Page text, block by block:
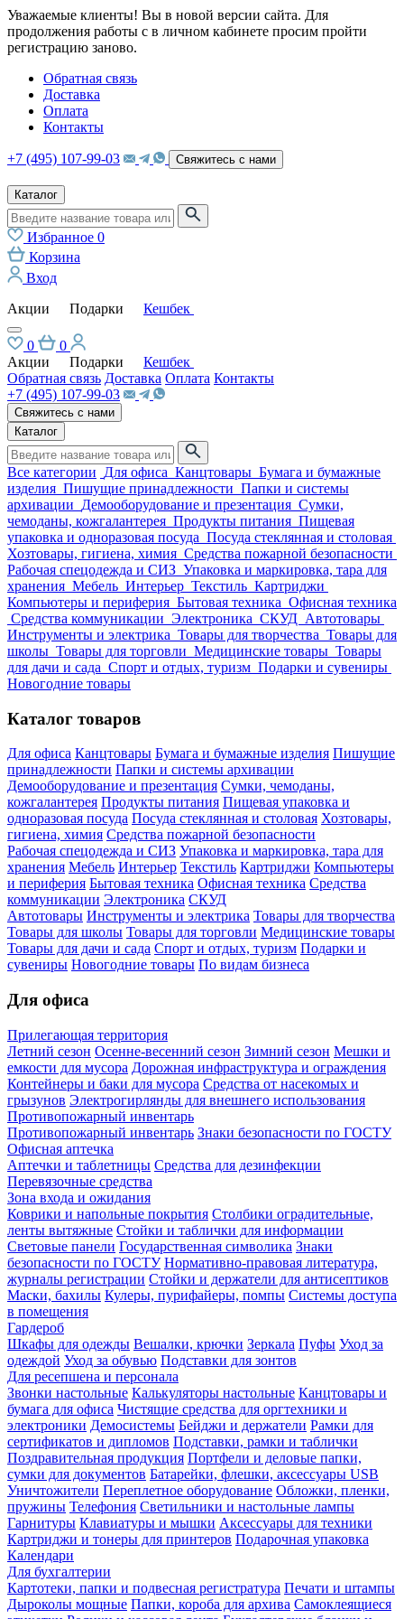
Уважаемые клиенты! Вы в новой версии сайта. Для
продолжения работы с в личном кабинете просим пройти
регистрацию заново.
Обратная связь
Доставка
Оплата
Контакты
+7 (495) 107-99-03 Свяжитесь с нами
Каталог
Избранное 0
Корзина
Вход
Акции
Подарки Кешбек
0
0
Акции
Подарки
Кешбек
Обратная связь Доставка Оплата Контакты
+7 (495) 107-99-03
Свяжитесь с нами
Каталог
Все категории Для офиса Канцтовары Бумага и бумажные
изделия Пишущие принадлежности Папки и системы
архивации Демооборудование и презентация Сумки,
чемоданы, кожгалантерея Продукты питания Пищевая
упаковка и одноразовая посуда Посуда стеклянная и столовая
Хозтовары, гигиена, химия Средства пожарной безопасности
Рабочая спецодежда и СИЗ Упаковка и маркировка, тара для
хранения Мебель Интерьер Текстиль Картриджи
Компьютеры и периферия Бытовая техника Офисная техника
Средства коммуникации Электроника СКУД Автотовары
Инструменты и электрика Товары для творчества Товары для
школы Товары для торговли Медицинские товары Товары
для дачи и сада Спорт и отдых, туризм Подарки и сувениры
Новогодние товары
Каталог товаров
Для офиса Канцтовары Бумага и бумажные изделия Пишущие
принадлежности Папки и системы архивации
Демооборудование и презентация Сумки, чемоданы,
кожгалантерея Продукты питания Пищевая упаковка и
одноразовая посуда Посуда стеклянная и столовая Хозтовары,
гигиена, химия Средства пожарной безопасности
Рабочая спецодежда и СИЗ Упаковка и маркировка, тара для
хранения Мебель Интерьер Текстиль Картриджи Компьютеры
и периферия Бытовая техника Офисная техника Средства
коммуникации Электроника СКУД
Автотовары Инструменты и электрика Товары для творчества
Товары для школы Товары для торговли Медицинские товары
Товары для дачи и сада Спорт и отдых, туризм Подарки и
сувениры Новогодние товары По видам бизнеса
Для офиса
Прилегающая территория
Летний сезон Осенне-весенний сезон Зимний сезон Мешки и
емкости для мусора Дорожная инфраструктура и ограждения
Контейнеры и баки для мусора Средства от насекомых и
грызунов Электрогирлянды для внешнего использования
Противопожарный инвентарь
Противопожарный инвентарь Знаки безопасности по ГОСТУ
Офисная аптечка
Аптечки и таблетницы Средства для дезинфекции
Перевязочные средства
Зона входа и ожидания
Коврики и напольные покрытия Столбики оградительные,
ленты вытяжные Стойки и таблички для информации
Световые панели Государственная символика Знаки
безопасности по ГОСТУ Нормативно-правовая литература,
журналы регистрации Стойки и держатели для антисептиков
Маски, бахилы Кулеры, пурифайеры, помпы Системы доступа
в помещения
Гардероб
Шкафы для одежды Вешалки, крючки Зеркала Пуфы Уход за
одеждой Уход за обувью Подставки для зонтов
Для ресепшена и персонала
Звонки настольные Калькуляторы настольные Канцтовары и
бумага для офиса Чистящие средства для оргтехники и
электроники Демосистемы Бейджи и держатели Рамки для
сертификатов и дипломов Подставки, рамки и таблички
Поздравительная продукция Портфели и деловые папки,
сумки для документов Батарейки, флешки, аксессуары USB
Уничтожители Переплетное оборудование Обложки, пленки,
пружины Телефония Светильники и настольные лампы
Гарнитуры Клавиатуры и мышки Аксессуары для техники
Картриджи и тонеры для принтеров Подарочная упаковка
Календари
Для бухгалтерии
Картотеки, папки и подвесная регистратура Печати и штампы
Дыроколы мощные Папки, короба для архива Самоклеящиеся